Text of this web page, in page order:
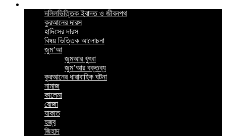
দলিলভিত্তিক ইবাদত ও জীবনপথ
কুরআনের দারস
হাদিসের দারস
বিষয় ভিত্তিক আলোচনা
জুম’আ
জুমআর খুৎবা
জুম’আর বক্তব্য
কুরআনের ধারাবাহিক ঘটনা
নামাজ
কালেমা
রোজা
যাকাত
হজ্ব
জিহাদ